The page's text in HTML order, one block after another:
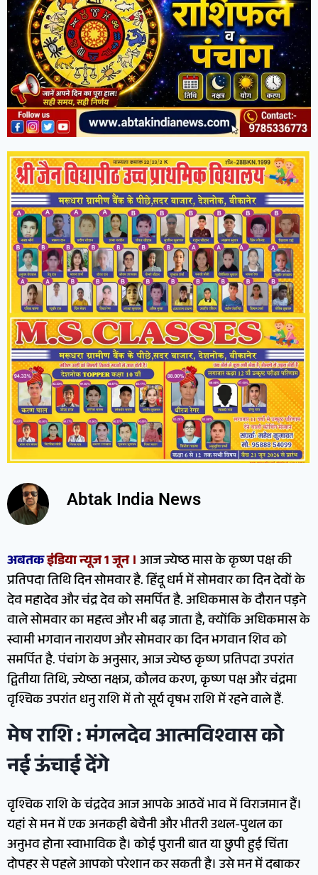
Abtak India News
अबतकइंडिया न्यूज 1 जून । आज ज्येष्ठ मास के कृष्ण पक्ष की
प्रतिपदा तिथि दिन सोमवार है. हिंदू धर्म में सोमवार का दिन देवों के
देव महादेव और चंद्र देव को समर्पित है. अधिकमास के दौरान पड़ने
वाले सोमवार का महत्व और भी बढ़ जाता है, क्योंकि अधिकमास के
स्वामी भगवान नारायण और सोमवार का दिन भगवान शिव को
समर्पित है. पंचांग के अनुसार, आज ज्येष्ठ कृष्ण प्रतिपदा उपरांत
द्वितीया तिथि, ज्येष्ठा नक्षत्र, कौलव करण, कृष्ण पक्ष और चंद्रमा
वृश्चिक उपरांत धनु राशि में तो सूर्य वृषभ राशि में रहने वाले हैं.
मेष राशि : मंगलदेव आत्मविश्वास को
नई ऊंचाई देंगे
वृश्चिक राशि के चंद्रदेव आज आपके आठवें भाव में विराजमान हैं।
यहां से मन में एक अनकही बेचैनी और भीतरी उथल-पुथल का
अनुभव होना स्वाभाविक है। कोई पुरानी बात या छुपी हुई चिंता
दोपहर से पहले आपको परेशान कर सकती है। उसे मन में दबाकर